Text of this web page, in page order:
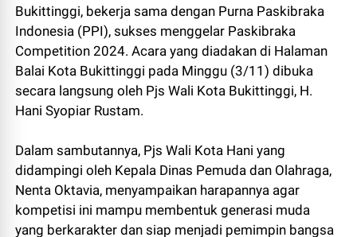
Bukittinggi, bekerja sama dengan Purna Paskibraka
Indonesia (PPI), sukses menggelar Paskibraka
Competition 2024. Acara yang diadakan di Halaman
Balai Kota Bukittinggi pada Minggu (3/11) dibuka
secara langsung oleh Pjs Wali Kota Bukittinggi, H.
Hani Syopiar Rustam.
Dalam sambutannya, Pjs Wali Kota Hani yang
didampingi oleh Kepala Dinas Pemuda dan Olahraga,
Nenta Oktavia, menyampaikan harapannya agar
kompetisi ini mampu membentuk generasi muda
yang berkarakter dan siap menjadi pemimpin bangsa